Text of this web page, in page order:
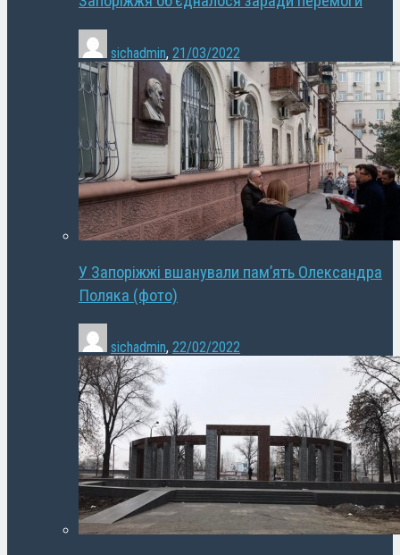
sichadmin, 21/03/2022
У Запоріжжі вшанували пам’ять Олександра
Поляка (фото)
sichadmin, 22/02/2022